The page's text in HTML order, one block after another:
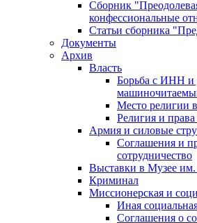
Сборник
конфессиональные
Статьи сборника
Документы
Архив
Власть
Борьба с ИНН и
Место религии
Религия и права
Армия и силовые
Соглашения и
сотрудничество
Выставки в Музее
Криминал
Миссионерская и
Иная
Соглашения о